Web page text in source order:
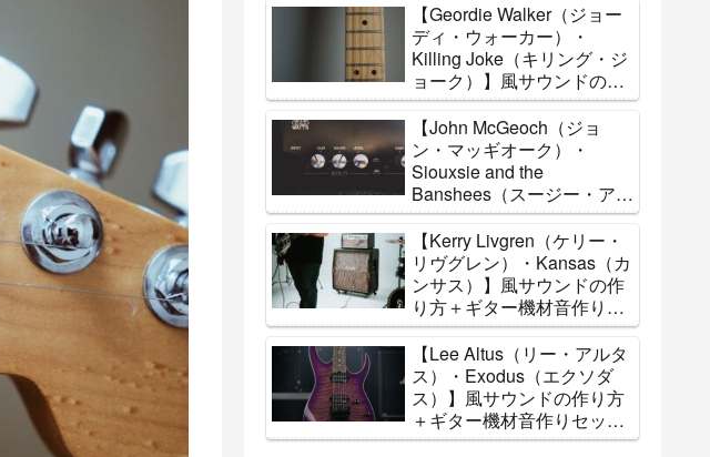
【Geordie Walker（ジョー
ディ・ウォーカー）・
Killing Joke（キリング・ジ
ョーク）】風サウンドの作
り方＋ギター機材音作りセ
ッティングのまとめ【エフ
ェクター・アンプ】
【John McGeoch（ジョ
ン・マッギオーク）・
Siouxsie and the
Banshees（スージー・アン
ド・ザ・バンシーズ）】風
サウンドの作り方＋ギター
機材音作りセッティングの
まとめ【エフェクター・ア
ンプ】
【Kerry Livgren（ケリー・
リヴグレン）・Kansas（カ
ンサス）】風サウンドの作
り方＋ギター機材音作りセ
ッティングのまとめ【エフ
ェクター・アンプ】
【Lee Altus（リー・アルタ
ス）・Exodus（エクソダ
ス）】風サウンドの作り方
＋ギター機材音作りセッテ
ィングのまとめ【エフェク